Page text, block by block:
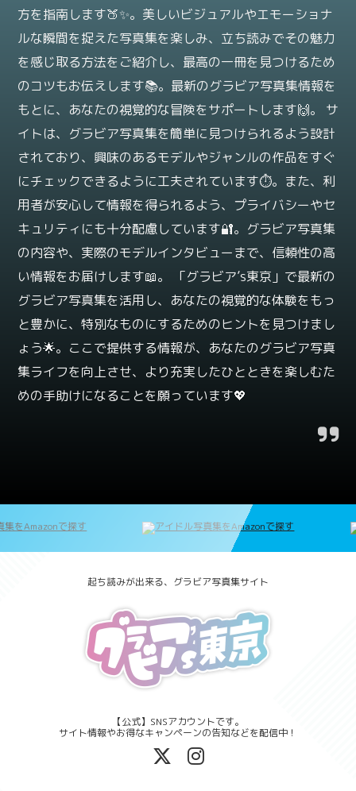
方を指南します🍑✨。美しいビジュアルやエモーショナ
ルな瞬間を捉えた写真集を楽しみ、立ち読みでその魅力
を感じ取る方法をご紹介し、最高の一冊を見つけるため
のコツもお伝えします📚。最新のグラビア写真集情報を
もとに、あなたの視覚的な冒険をサポートします🙌。 サ
イトは、グラビア写真集を簡単に見つけられるよう設計
されており、興味のあるモデルやジャンルの作品をすぐ
にチェックできるように工夫されています⏱️。また、利
用者が安心して情報を得られるよう、プライバシーやセ
キュリティにも十分配慮しています🔐。グラビア写真集
の内容や、実際のモデルインタビューまで、信頼性の高
い情報をお届けします📖。 「グラビア’s東京」で最新の
グラビア写真集を活用し、あなたの視覚的な体験をもっ
と豊かに、特別なものにするためのヒントを見つけまし
ょう🌟。ここで提供する情報が、あなたのグラビア写真
集ライフを向上させ、より充実したひとときを楽しむた
めの手助けになることを願っています💖
起ち読みが出来る、グラビア写真集サイト
【公式】SNSアカウントです。
サイト情報やお得なキャンペーンの告知などを配信中！